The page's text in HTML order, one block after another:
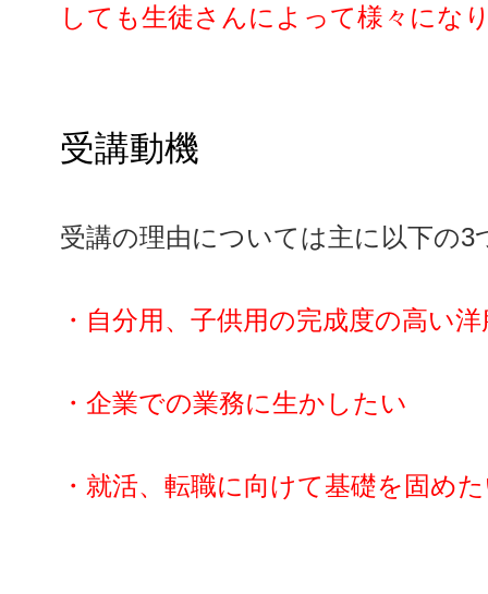
しても生徒さんによって様々にな
受講動機
受講の理由については主に以下の
・自分用、子供用の完成度の高い
・企業での業務に生かしたい
・就活、転職に向けて基礎を固め